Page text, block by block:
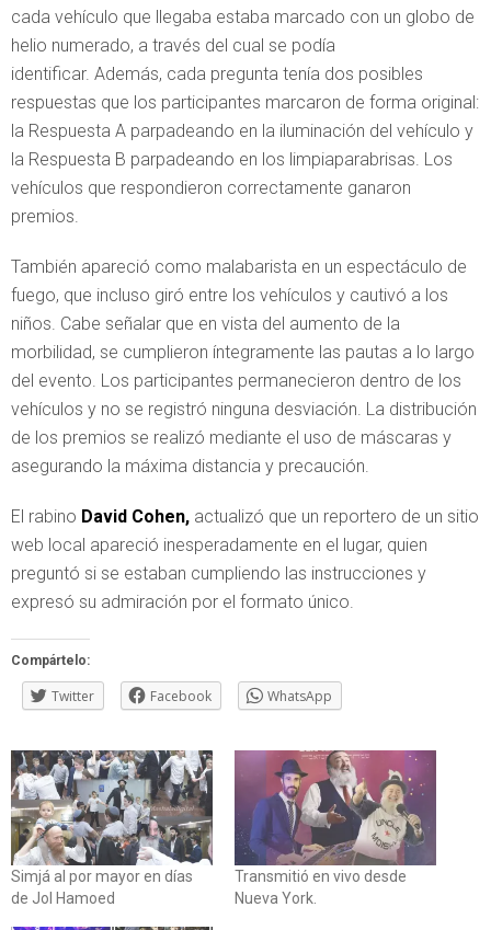
cada vehículo que llegaba estaba marcado con un globo de
helio numerado, a través del cual se podía
identificar. Además, cada pregunta tenía dos posibles
respuestas que los participantes marcaron de forma original:
la Respuesta A parpadeando en la iluminación del vehículo y
la Respuesta B parpadeando en los limpiaparabrisas. Los
vehículos que respondieron correctamente ganaron
premios.
También apareció como malabarista en un espectáculo de
fuego, que incluso giró entre los vehículos y cautivó a los
niños. Cabe señalar que en vista del aumento de la
morbilidad, se cumplieron íntegramente las pautas a lo largo
del evento. Los participantes permanecieron dentro de los
vehículos y no se registró ninguna desviación. La distribución
de los premios se realizó mediante el uso de máscaras y
asegurando la máxima distancia y precaución.
El rabino David Cohen, actualizó que un reportero de un sitio
web local apareció inesperadamente en el lugar, quien
preguntó si se estaban cumpliendo las instrucciones y
expresó su admiración por el formato único.
Compártelo:
Twitter Facebook WhatsApp
Simjá al por mayor en días
de Jol Hamoed
Transmitió en vivo desde
Nueva York.